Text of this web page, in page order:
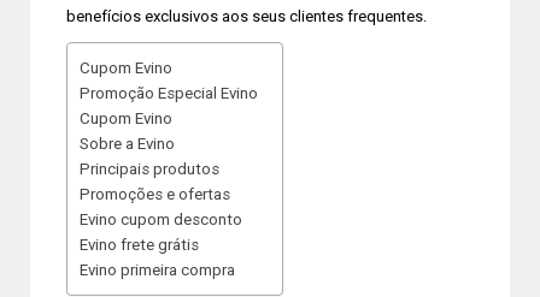
benefícios exclusivos aos seus clientes frequentes.
Cupom Evino
Promoção Especial Evino
Cupom Evino
Sobre a Evino
Principais produtos
Promoções e ofertas
Evino cupom desconto
Evino frete grátis
Evino primeira compra